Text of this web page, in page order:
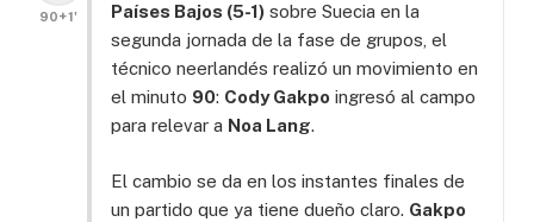
90+1'
Países Bajos (5-1) sobre Suecia en la
segunda jornada de la fase de grupos, el
técnico neerlandés realizó un movimiento en
el minuto 90: Cody Gakpo ingresó al campo
para relevar a Noa Lang.
El cambio se da en los instantes finales de
un partido que ya tiene dueño claro. Gakpo